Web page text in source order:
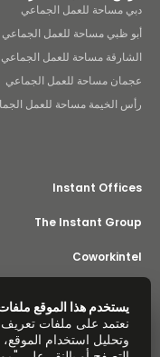
دبي مساحة للعمل الجماعي
أبو ظبي مساحة للعمل الجماعي
الشارقة مساحة للعمل الجماعي
عجمان مساحة للعمل الجماعي
رأس الخيمة مساحة للعمل
Instant Offices
The Instant Group
Coworkintel
Yta
جزء من
يستخدم هذا الموقع
نعتمد على ملفات تعريف
وتحليل استخدام